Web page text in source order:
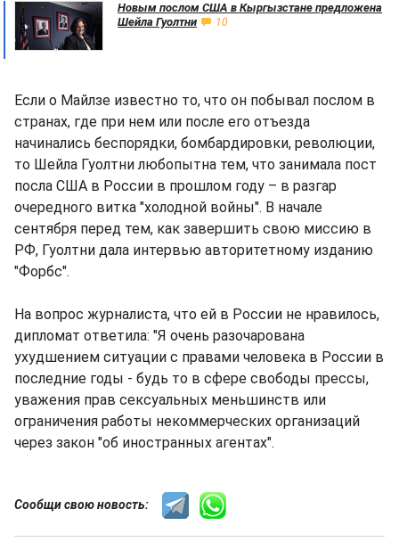
Новым послом США в Кыргызстане предложена
Шейла Гуолтни
10
Если о Майлзе известно то, что он побывал послом в
странах, где при нем или после его отъезда
начинались беспорядки, бомбардировки, революции,
то Шейла Гуолтни любопытна тем, что занимала пост
посла США в России в прошлом году – в разгар
очередного витка "холодной войны". В начале
сентября перед тем, как завершить свою миссию в
РФ, Гуолтни дала интервью авторитетному изданию
"Форбс".
На вопрос журналиста, что ей в России не нравилось,
дипломат ответила: "Я очень разочарована
ухудшением ситуации с правами человека в России в
последние годы - будь то в сфере свободы прессы,
уважения прав сексуальных меньшинств или
ограничения работы некоммерческих организаций
через закон "об иностранных агентах".
Сообщи свою новость: